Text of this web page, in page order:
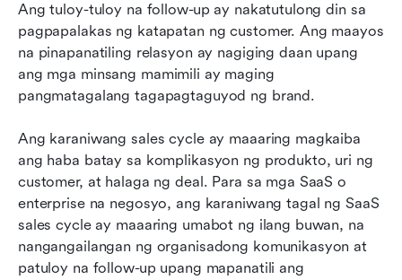
Ang tuloy-tuloy na follow-up ay nakatutulong din sa
pagpapalakas ng katapatan ng customer. Ang maayos
na pinapanatiling relasyon ay nagiging daan upang
ang mga minsang mamimili ay maging
pangmatagalang tagapagtaguyod ng brand.
Ang karaniwang sales cycle ay maaaring magkaiba
ang haba batay sa komplikasyon ng produkto, uri ng
customer, at halaga ng deal. Para sa mga SaaS o
enterprise na negosyo, ang karaniwang tagal ng SaaS
sales cycle ay maaaring umabot ng ilang buwan, na
nangangailangan ng organisadong komunikasyon at
patuloy na follow-up upang mapanatili ang